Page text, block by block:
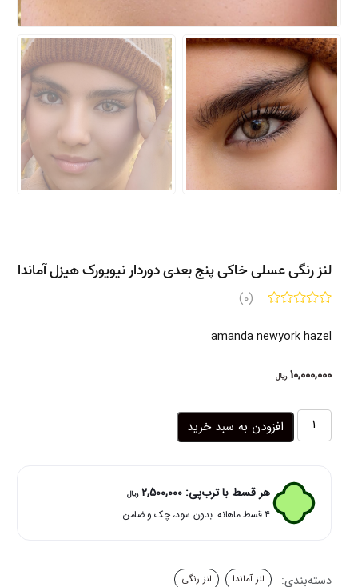
لنز رنگی عسلی خاکی پنج بعدی دوردار نیویورک هیزل آماندا
(0)
amanda newyork hazel
10,000,000 ریال
لنز
رنگی
بعدی
دوردار
هیزل
افزودن به سبد خرید
هر قسط با ترب‌پی: 2,500,000 ریال
۴ قسط ماهانه. بدون سود، چک و ضامن.
دسته‌بندی: لنز آماندا لنز رنگی